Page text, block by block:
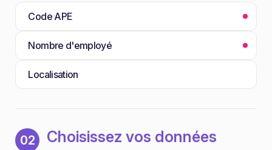
Code APE
Nombre d'employé
Localisation
02 Choisissez vos données